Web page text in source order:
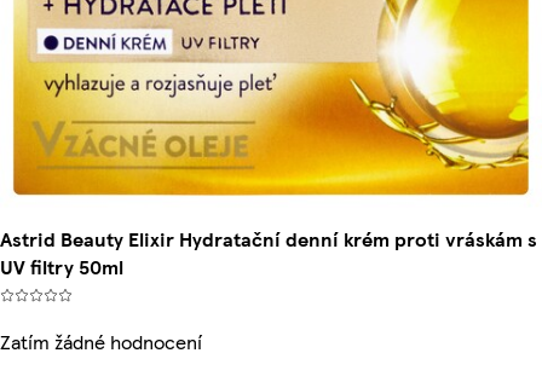
Astrid Beauty Elixir Hydratační denní krém proti vráskám s
UV filtry 50ml
Zatím žádné hodnocení